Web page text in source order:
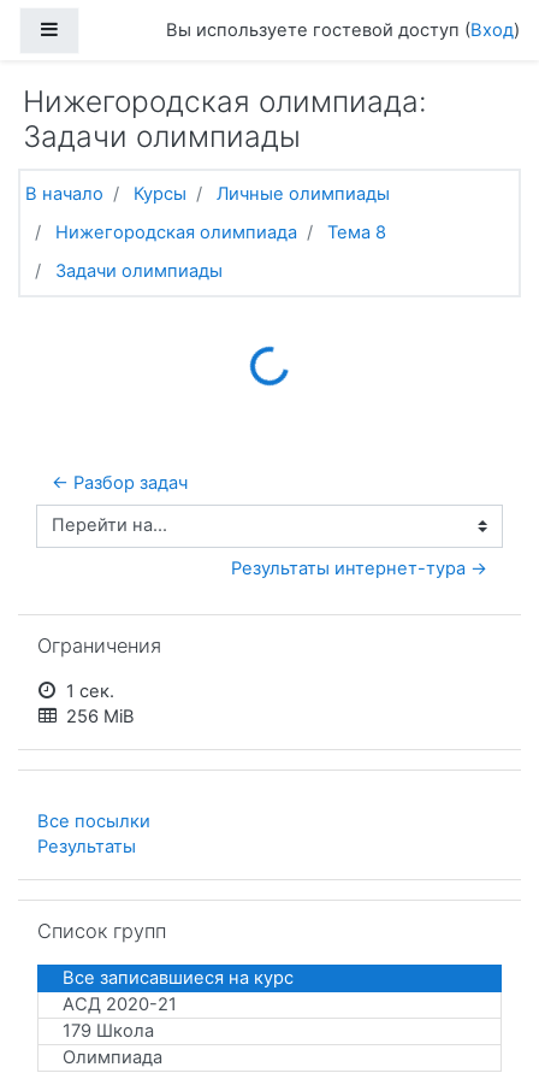
Боковая панельВы используете гостевой доступ (Вход)
Нижегородская олимпиада:
Задачи олимпиады
В начало Курсы
Личные олимпиады
Нижегородская олимпиада
Тема 8
Задачи олимпиады
← Разбор задач
Перейти на...
Результаты интернет-тура →
Ограничения
1 сек.
256 MiB
Все посылки
Результаты
Список групп
Все записавшиеся на курс
АСД 2020-21
179 Школа
Олимпиада